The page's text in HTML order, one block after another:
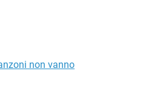
non vanno